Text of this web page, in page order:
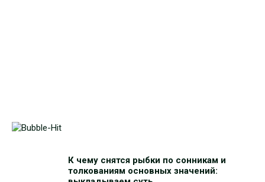
К чему снятся рыбки по сонникам и
толкованиям основных значений: